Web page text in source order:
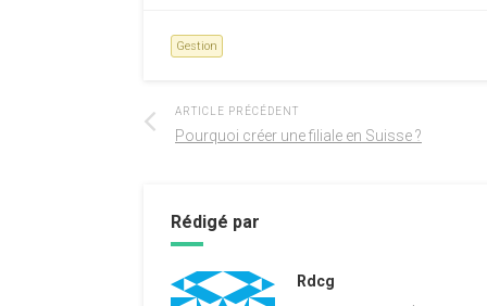
Gestion
ARTICLE PRÉCÉDENT
Pourquoi créer une filiale en Suisse ?
Rédigé par
Rdcg